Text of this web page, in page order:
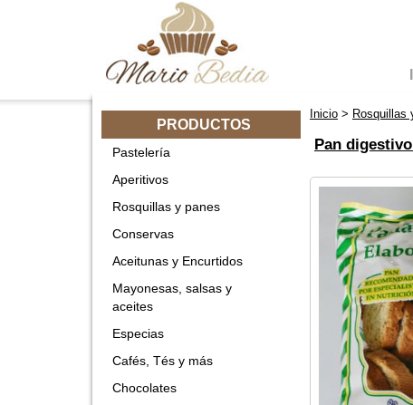
PRODUCTOS
Pastelería
Aperitivos
Rosquillas y panes
Conservas
Aceitunas y Encurtidos
Mayonesas, salsas y
aceites
Especias
Cafés, Tés y más
Chocolates
Inicio > Rosquillas
Pan digestivo